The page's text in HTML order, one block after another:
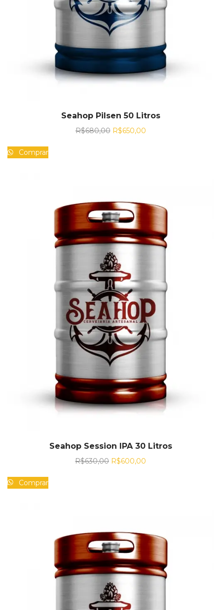
Seahop Pilsen 50 Litros
R$680,00 R$650,00
Comprar
Seahop Session IPA 30 Litros
R$630,00 R$600,00
Comprar